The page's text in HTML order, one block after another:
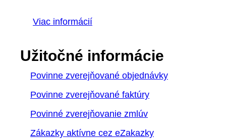
Viac informácií
Užitočné informácie
Povinne zverejňované objednávky
Povinne zverejňované faktúry
Povinné zverejňovanie zmlúv
Zákazky aktívne cez eZakazky